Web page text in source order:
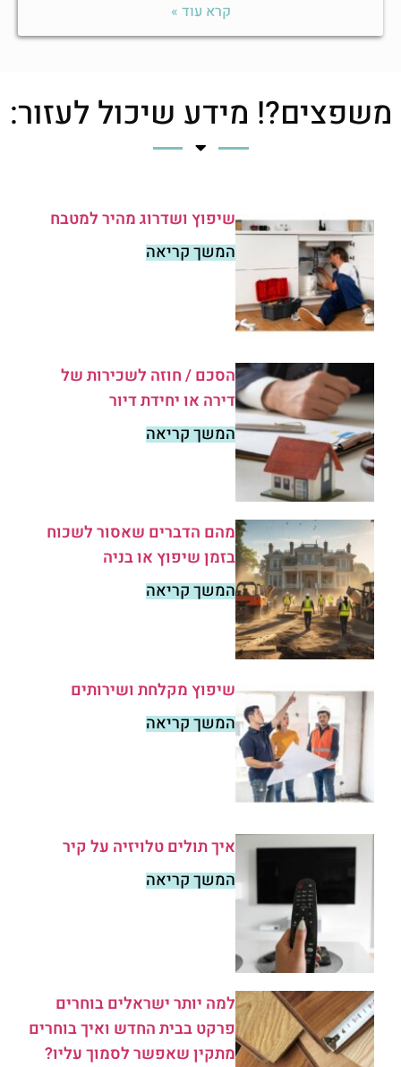
קרא עוד »
משפצים?! מידע שיכול לעזור:
שיפוץ ושדרוג מהיר למטבח
המשך קריאה
הסכם / חוזה לשכירות של
דירה או יחידת דיור
המשך קריאה
מהם הדברים שאסור לשכוח
בזמן שיפוץ או בניה
המשך קריאה
שיפוץ מקלחת ושירותים
המשך קריאה
איך תולים טלויזיה על קיר
המשך קריאה
למה יותר ישראלים בוחרים
פרקט בבית החדש ואיך בוחרים
מתקין שאפשר לסמוך עליו?